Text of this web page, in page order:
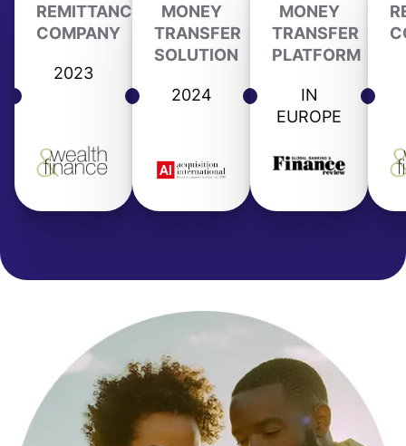
REMITTANCE
COMPANY
2023
MONEY
TRANSFER
SOLUTION
2024
MONEY
TRANSFER
PLATFORM
IN
EUROPE